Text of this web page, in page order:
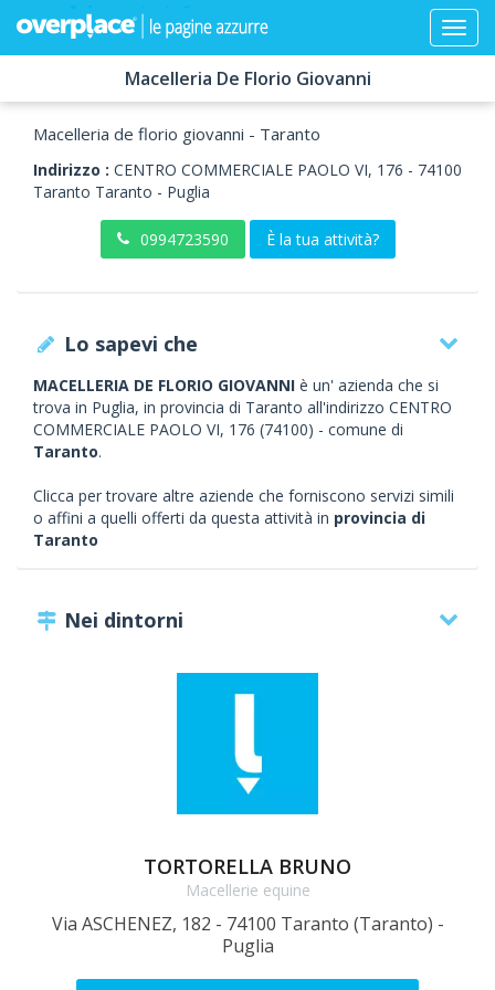
Macelleria De Florio Giovanni
Macelleria de florio giovanni - Taranto
Indirizzo : CENTRO COMMERCIALE PAOLO VI, 176 - 74100
Taranto Taranto - Puglia
0994723590 È la tua attività?
Lo sapevi che
MACELLERIA DE FLORIO GIOVANNI è un' azienda che si
trova in Puglia, in provincia di Taranto all'indirizzo CENTRO
COMMERCIALE PAOLO VI, 176 (74100) - comune di
Taranto.
Clicca per trovare altre aziende che forniscono servizi simili
o affini a quelli offerti da questa attività in provincia di
Taranto
Nei dintorni
TORTORELLA BRUNO
Macellerie equine
Via ASCHENEZ, 182 - 74100 Taranto (Taranto) -
Puglia